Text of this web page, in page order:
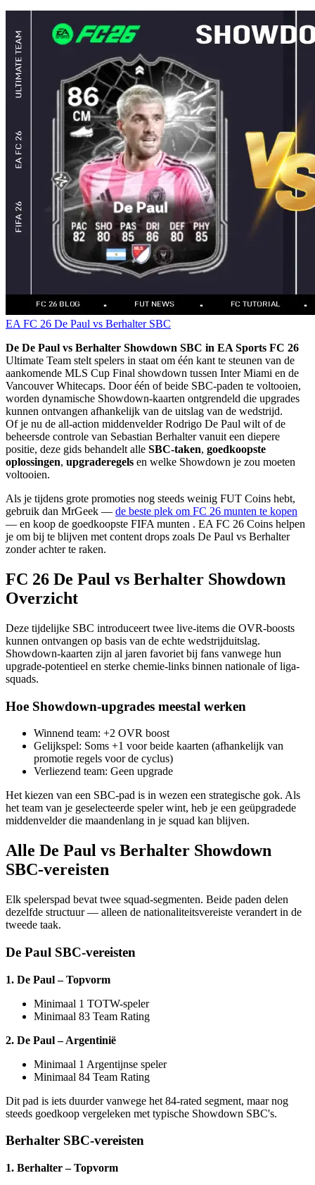
EA FC 26 De Paul vs Berhalter SBC
De De Paul vs Berhalter Showdown SBC in EA Sports FC 26
Ultimate Team stelt spelers in staat om één kant te steunen van de
aankomende MLS Cup Final showdown tussen Inter Miami en de
Vancouver Whitecaps. Door één of beide SBC-paden te voltooien,
worden dynamische Showdown-kaarten ontgrendeld die upgrades
kunnen ontvangen afhankelijk van de uitslag van de wedstrijd.
Of je nu de all-action middenvelder Rodrigo De Paul wilt of de
beheersde controle van Sebastian Berhalter vanuit een diepere
positie, deze gids behandelt alle SBC-taken, goedkoopste
oplossingen, upgraderegels en welke Showdown je zou moeten
voltooien.
Als je tijdens grote promoties nog steeds weinig FUT Coins hebt,
gebruik dan MrGeek — de beste plek om FC 26 munten te kopen
— en koop de goedkoopste FIFA munten . EA FC 26 Coins helpen
je om bij te blijven met content drops zoals De Paul vs Berhalter
zonder achter te raken.
FC 26 De Paul vs Berhalter Showdown
Overzicht
Deze tijdelijke SBC introduceert twee live-items die OVR-boosts
kunnen ontvangen op basis van de echte wedstrijduitslag.
Showdown-kaarten zijn al jaren favoriet bij fans vanwege hun
upgrade-potentieel en sterke chemie-links binnen nationale of liga-
squads.
Hoe Showdown-upgrades meestal werken
Winnend team: +2 OVR boost
Gelijkspel: Soms +1 voor beide kaarten (afhankelijk van
promotie regels voor de cyclus)
Verliezend team: Geen upgrade
Het kiezen van een SBC-pad is in wezen een strategische gok. Als
het team van je geselecteerde speler wint, heb je een geüpgradede
middenvelder die maandenlang in je squad kan blijven.
Alle De Paul vs Berhalter Showdown
SBC-vereisten
Elk spelerspad bevat twee squad-segmenten. Beide paden delen
dezelfde structuur — alleen de nationaliteitsvereiste verandert in de
tweede taak.
De Paul SBC-vereisten
1. De Paul – Topvorm
Minimaal 1 TOTW-speler
Minimaal 83 Team Rating
2. De Paul – Argentinië
Minimaal 1 Argentijnse speler
Minimaal 84 Team Rating
Dit pad is iets duurder vanwege het 84-rated segment, maar nog
steeds goedkoop vergeleken met typische Showdown SBC's.
Berhalter SBC-vereisten
1. Berhalter – Topvorm